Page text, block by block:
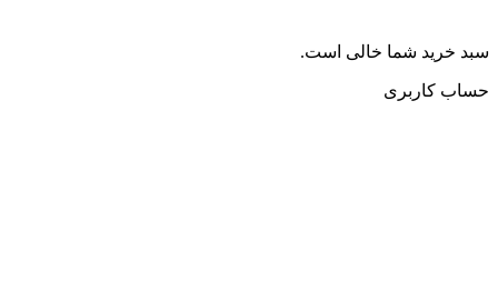
سبد خرید شما خالی است.
حساب کاربری